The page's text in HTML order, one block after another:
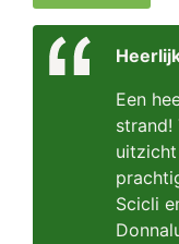
Een
strand!
Scicli